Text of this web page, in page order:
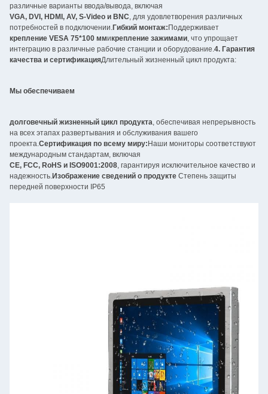
различные варианты ввода/вывода, включая
VGA, DVI, HDMI, AV, S-Video и BNC , для удовлетворения различных
потребностей в подключении. Гибкий монтаж:Поддерживает
крепление VESA 75*100 ммикрепление зажимами , что упрощает
интеграцию в различные рабочие станции и оборудование. 4. Гарантия
качества и сертификацияДлительный жизненный цикл продукта:
Мы обеспечиваем
долговечный жизненный цикл продукта , обеспечивая непрерывность
на всех этапах развертывания и обслуживания вашего
проекта. Сертификация по всему миру:Наши мониторы соответствуют
международным стандартам, включая
CE, FCC, RoHS и ISO9001:2008 , гарантируя исключительное качество и
надежность. Изображение сведений о продукте Степень защиты
передней поверхности IP65